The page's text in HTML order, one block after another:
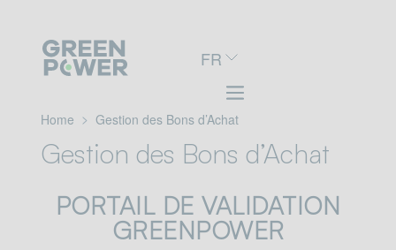
menu
navigation
contenu
FR
Home Gestion des Bons d’Achat
Gestion des Bons d’Achat
PORTAIL DE VALIDATION
GREENPOWER